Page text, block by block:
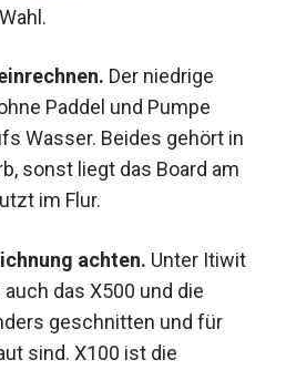
Der niedrige
Paddel und Pumpe
Wasser. Beides gehört in
sonst liegt das Board am
im Flur.
achten. Unter Itiwit
das X500 und die
geschnitten und für
sind. X100 ist die